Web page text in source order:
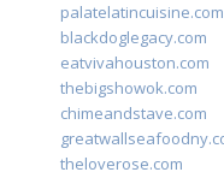
palatelatincuisine.com
blackdoglegacy.com
eatvivahouston.com
thebigshowok.com
chimeandstave.com
theloverose.com